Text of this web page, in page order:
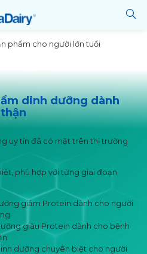
phẩm cho người lớn tuổi
dinh dưỡng dành
uy tín đã có mặt trên thị trường
phù hợp với từng giai đoạn
giảm Protein dành cho người
giàu Protein dành cho bệnh
dưỡng chuyên biệt cho người